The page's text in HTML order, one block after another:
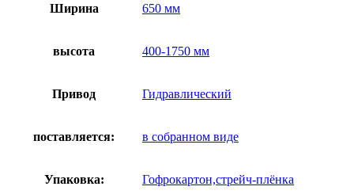
Ширина 650 мм
высота 400-1750 мм
Привод Гидравлический
поставляется: в собранном виде
Упаковка: Гофрокартон,стрейч-плёнка